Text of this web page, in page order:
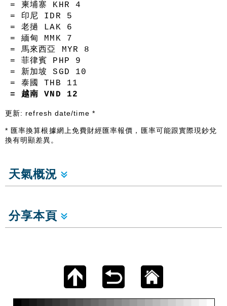
= 柬埔寨 KHR 4
= 印尼 IDR 5
= 老撾 LAK 6
= 緬甸 MMK 7
= 馬來西亞 MYR 8
= 菲律賓 PHP 9
= 新加坡 SGD 10
= 泰國 THB 11
= 越南 VND 12
更新: refresh date/time *
* 匯率換算根據網上免費財經匯率報價，匯率可能跟實際現鈔兌
換有明顯差異。
天氣概況
分享本頁